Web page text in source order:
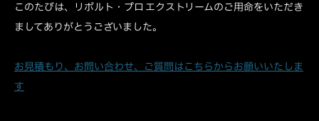
このたびは、リボルト・プロ エクストリームのご用命をいただき
ましてありがとうございました。
お見積もり、お問い合わせ、ご質問はこちらからお願いいたしま
す